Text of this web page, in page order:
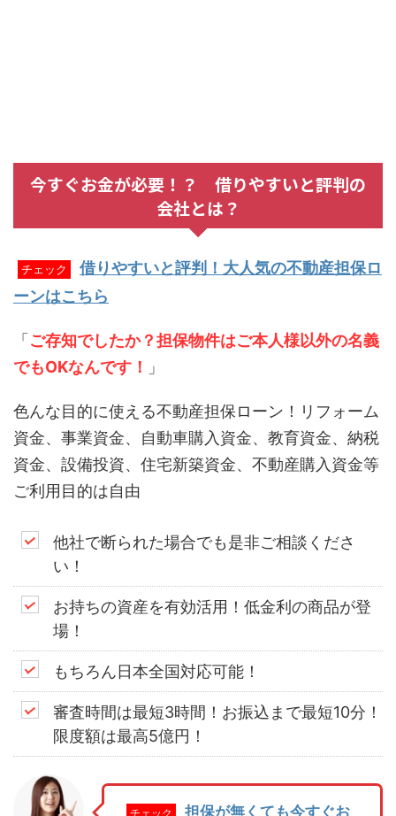
今すぐお金が必要！？ 借りやすいと評判の
会社とは？
チェック
借りやすいと評判！大人気の不動産担保ロ
ーンはこちら
「 ご存知でしたか？担保物件はご本人様以外の名義
でもOKなんです！
」
色んな目的に使える不動産担保ローン！リフォーム
資金、事業資金、自動車購入資金、教育資金、納税
資金、設備投資、住宅新築資金、不動産購入資金等
ご利用目的は自由
他社で断られた場合でも是非ご相談くださ
い！
お持ちの資産を有効活用！低金利の商品が登
場！
もちろん日本全国対応可能！
審査時間は最短3時間！お振込まで最短10分！
限度額は最高5億円！
チェック 担保が無くても今すぐお